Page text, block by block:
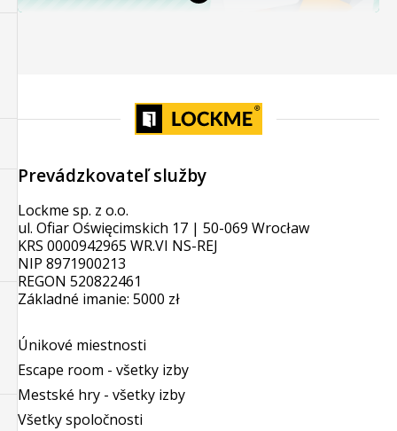
Prevádzkovateľ služby
Lockme sp. z o.o.
ul. Ofiar Oświęcimskich 17 | 50-069 Wrocław
KRS 0000942965 WR.VI NS-REJ
NIP 8971900213
REGON 520822461
Základné imanie: 5000 zł
Únikové miestnosti
Escape room - všetky izby
Mestské hry - všetky izby
Všetky spoločnosti